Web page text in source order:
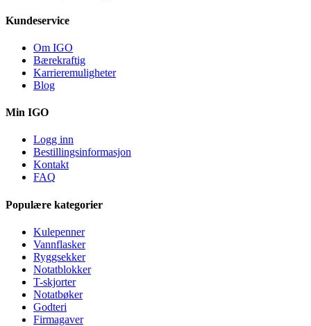
Kundeservice
Om IGO
Bærekraftig
Karrieremuligheter
Blog
Min IGO
Logg inn
Bestillingsinformasjon
Kontakt
FAQ
Populære kategorier
Kulepenner
Vannflasker
Ryggsekker
Notatblokker
T-skjorter
Notatbøker
Godteri
Firmagaver